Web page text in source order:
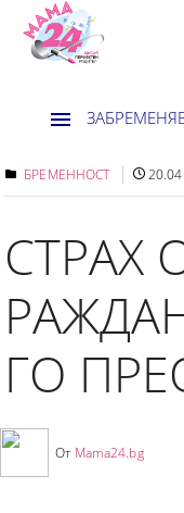
ДОМ
БРЕМЕННОСТ
СТРАХ
ГО
От Mama24.bg